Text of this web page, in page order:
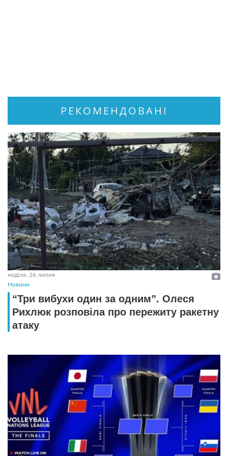
РЕКОМЕНДОВАНІ
неділя, 26 липня
Новини
“Три вибухи один за одним”. Олеся
Рихлюк розповіла про пережиту ракетну
атаку